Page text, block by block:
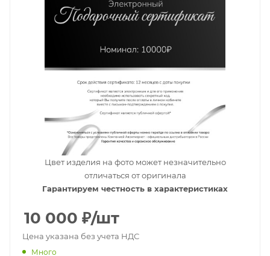
Цвет изделия на фото может незначительно
отличаться от оригинала
Гарантируем честность в характеристиках
10 000 ₽/шт
Цена указана без учета НДС
Много